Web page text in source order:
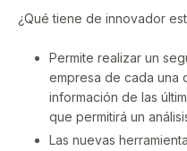
¿Qué tiene de innovador
Permite realizar un
empresa de cada una
información de las
que permitirá un
Las nuevas